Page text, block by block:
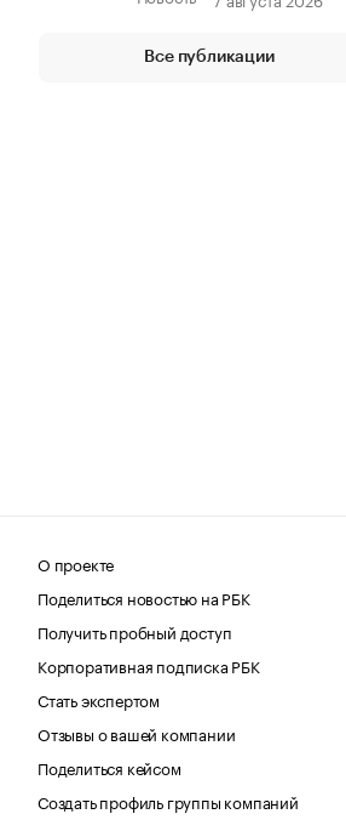
Все публикации
О проекте
Поделиться новостью на РБК
Получить пробный доступ
Корпоративная подписка РБК
Стать экспертом
Отзывы о вашей компании
Поделиться кейсом
Создать профиль группы компаний